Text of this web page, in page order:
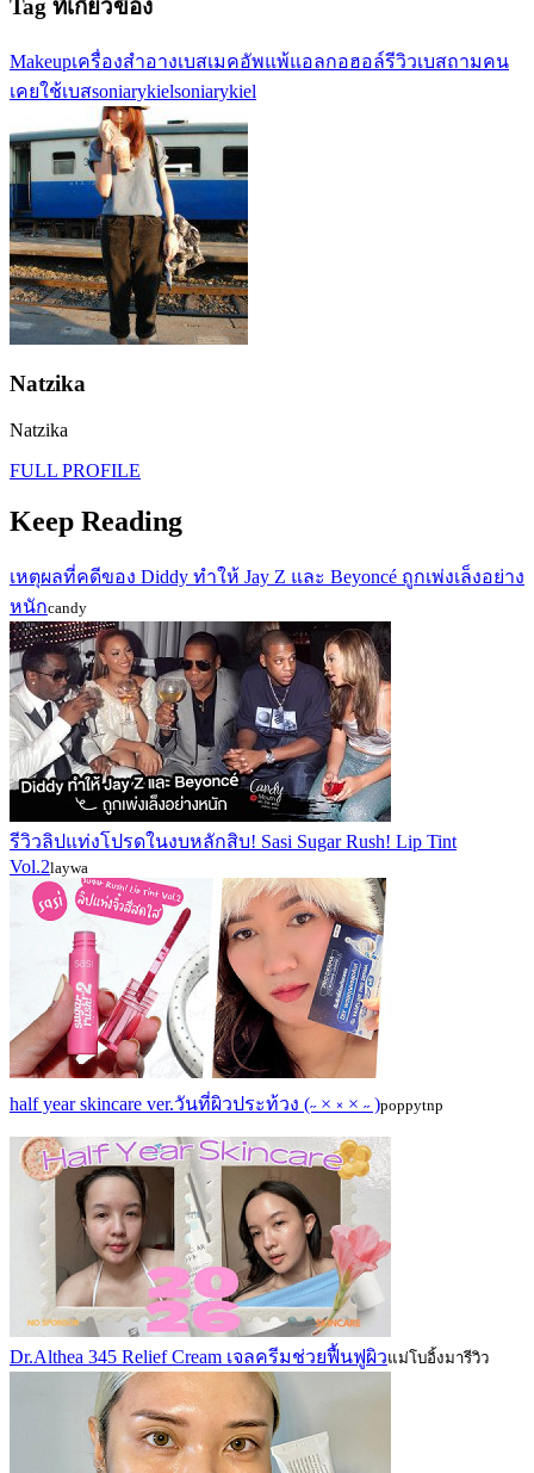
Tag ที่เกี่ยวข้อง
Makeupเครื่องสำอางเบสเมคอัพแพ้แอลกอฮอล์รีวิวเบสถามคน
เคยใช้เบสsoniarykielsoniarykiel
Natzika
Natzika
FULL PROFILE
Keep Reading
เหตุผลที่คดีของ Diddy ทำให้ Jay Z และ Beyoncé ถูกเพ่งเล็งอย่าง
หนักcandy
รีวิวลิปแท่งโปรดในงบหลักสิบ! Sasi Sugar Rush! Lip Tint
Vol.2laywa
half year skincare ver.วันที่ผิวประท้วง (˶ × ༝ × ˶ )poppytnp
Dr.Althea 345 Relief Cream เจลครีมช่วยฟื้นฟูผิวแม่โบอิ้งมารีวิว